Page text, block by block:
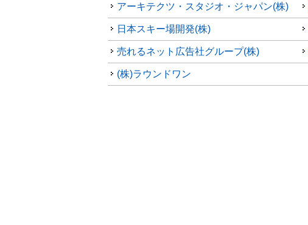
アーキテクツ・スタジオ・ジャパン(株)
日本スキー場開発(株)
売れるネット広告社グループ(株)
(株)ラウンドワン